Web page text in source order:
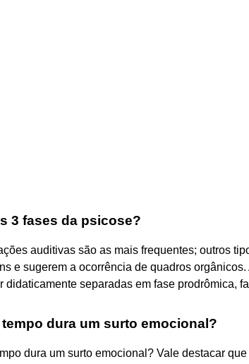
3 fases da psicose?
auditivas são as mais frequentes; outros
e sugerem a ocorrência de quadros
didaticamente separadas em fase prodrômica,
dura um surto emocional?
dura um surto emocional? Vale destacar